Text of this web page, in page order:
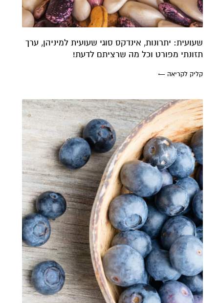
שעועית: יתרונות, אינדקס סוגי שעועית למיניהן, ערך
תזונתי מפורט וכל מה שרציתם לדעת!
קליק לקריאה ←